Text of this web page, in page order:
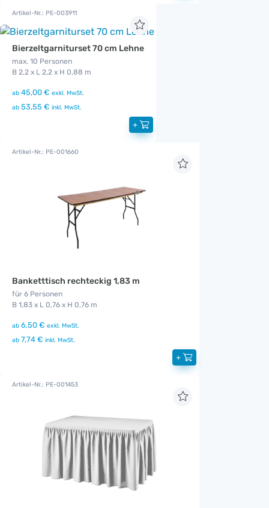
Artikel-Nr.: PE-003911
Bierzeltgarniturset 70 cm Lehne
max. 10 Personen
B 2,2 x L 2,2 x H 0,88 m
ab 45,00 € exkl. MwSt.
ab 53,55 € inkl. MwSt.
+
Artikel-Nr.: PE-001660
Banketttisch rechteckig 1,83 m
für 6 Personen
B 1,83 x L 0,76 x H 0,76 m
ab 6,50 € exkl. MwSt.
ab 7,74 € inkl. MwSt.
+
Artikel-Nr.: PE-001453